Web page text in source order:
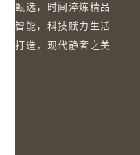
甄选，时间淬炼精品
智能，科技赋力生活
打造，现代静奢之美